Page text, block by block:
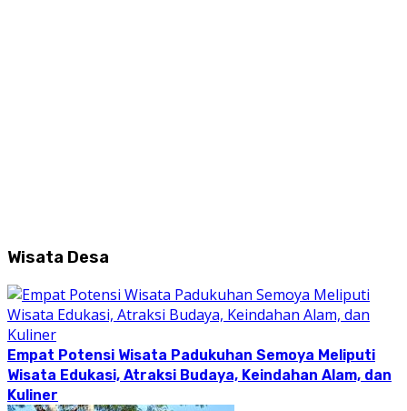
Wisata Desa
Empat Potensi Wisata Padukuhan Semoya Meliputi
Wisata Edukasi, Atraksi Budaya, Keindahan Alam, dan
Kuliner